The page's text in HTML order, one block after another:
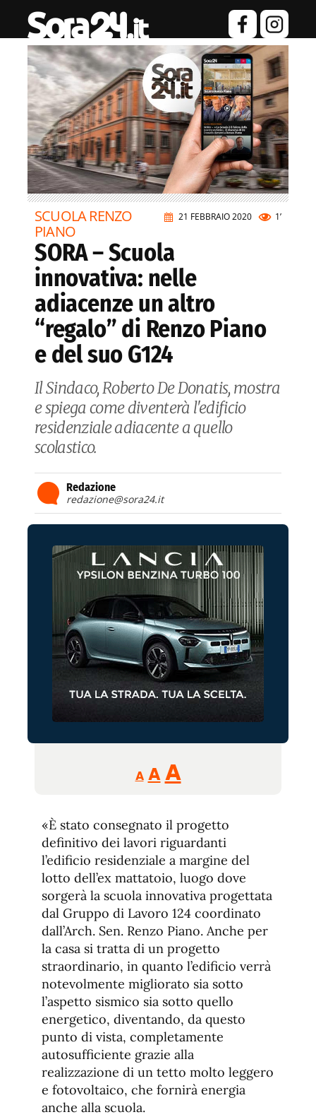
21 FEBBRAIO 2020 1’
SCUOLA RENZO
PIANO
SORA – Scuola
innovativa: nelle
adiacenze un altro
“regalo” di Renzo Piano
e del suo G124
Il Sindaco, Roberto De Donatis, mostra
e spiega come diventerà l'edificio
residenziale adiacente a quello
scolastico.
Redazione
redazione@sora24.it
A
Reducir
tamaño
A Restablecer
de
fuente
AAumentar
de
fuente.
«È stato consegnato il progetto
definitivo dei lavori riguardanti
l’edificio residenziale a margine del
lotto dell’ex mattatoio, luogo dove
sorgerà la scuola innovativa progettata
dal Gruppo di Lavoro 124 coordinato
dall’Arch. Sen. Renzo Piano. Anche per
la casa si tratta di un progetto
straordinario, in quanto l’edificio verrà
notevolmente migliorato sia sotto
l’aspetto sismico sia sotto quello
energetico, diventando, da questo
punto di vista, completamente
autosufficiente grazie alla
realizzazione di un tetto molto leggero
e fotovoltaico, che fornirà energia
anche alla scuola.